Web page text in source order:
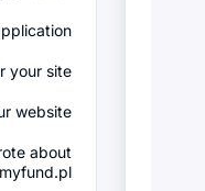
your site
website
about
myfund.pl